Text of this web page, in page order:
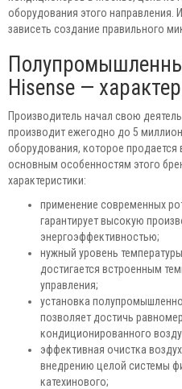
оборудования этого направления.
зависеть создание правильного
Hisense —
Производитель начал свою
производит ежегодно до 5
оборудования, которое продается
основным особенностям этого
характеристики:
применение современных
гарантирует высокую
энергоэффективностью;
нужный уровень
достигается встроенным
управления;
установка
позволяет достичь
кондиционированного
эффективная очистка
внедрению целой системы
катехинового;